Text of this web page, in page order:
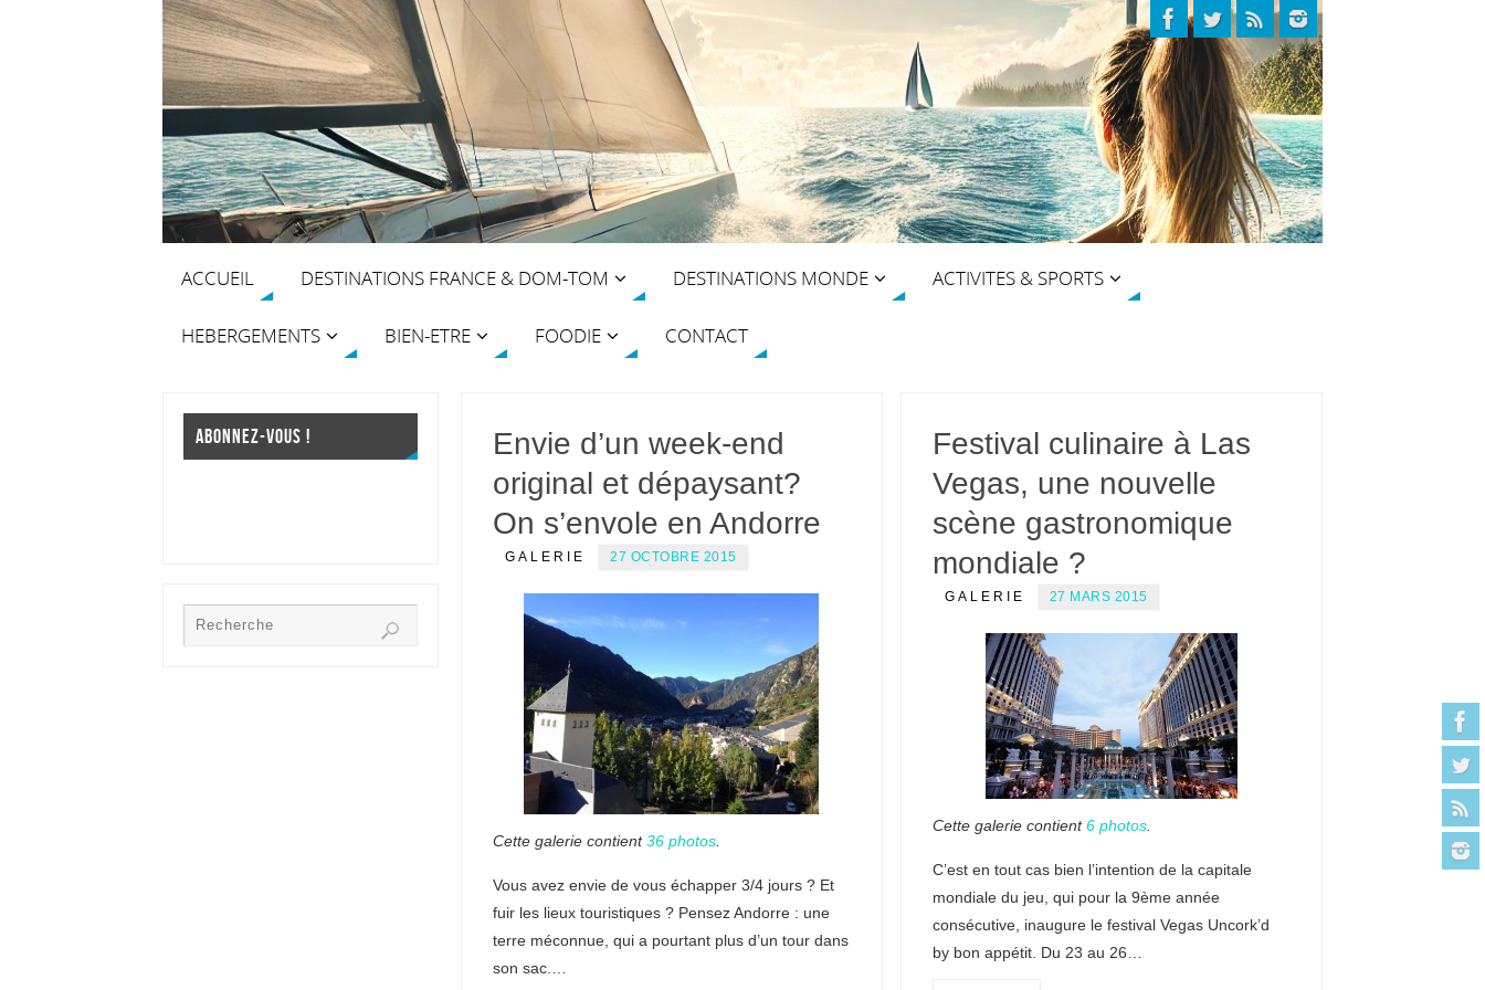
ACCUEIL DESTINATIONS FRANCE & DOM-TOM DESTINATIONS MONDE ACTIVITES & SPORTS
HEBERGEMENTS BIEN-ETRE FOODIE CONTACT
Envie d’un week-end
original et dépaysant?
On s’envole en Andorre
GALERIE 27 OCTOBRE 2015
Cette galerie contient36 photos
Vous avez envie de vous échapper 3/4 jours ? Et
fuir les lieux touristiques ? Pensez Andorre : une
terre méconnue, qui a pourtant plus d’un tour dans
son sac.…
Festival culinaire à Las
Vegas, une nouvelle
scène gastronomique
mondiale ?
GALERIE 27 MARS 2015
Cette galerie contient6 photos.
C’est en tout cas bien l’intention de la capitale
mondiale du jeu, qui pour la 9ème année
consécutive, inaugure le festival Vegas Uncork’d
by bon appétit. Du 23 au 26…
ABONNEZ-VOUS !